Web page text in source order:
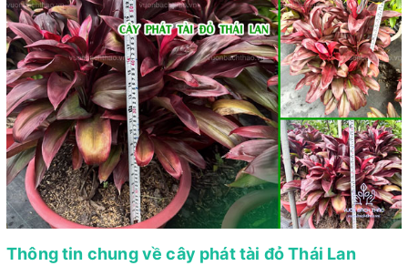
Thông tin chung về cây phát tài đỏ Thái Lan